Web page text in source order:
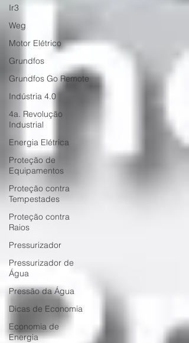
Ir3
Weg
Motor Elétrico
Grundfos
Grundfos Go Remote
Indústria 4.0
4a. Revolução
Industrial
Energia Elétrica
Proteção de
Equipamentos
Proteção contra
Tempestades
Proteção contra
Raios
Pressurizador
Pressurizador de
Água
Pressão da Água
Dicas de Economia
Economia de
Energia